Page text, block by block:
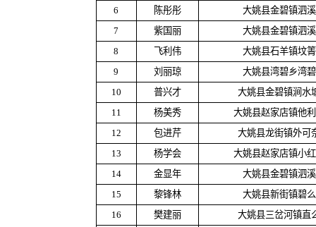
6
陈彤彤
大姚县金碧镇泗
7
紫国丽
大姚县金碧镇泗
8
飞利伟
大姚县石羊镇坟
9
刘丽琼
大姚县湾碧乡湾
10
普兴才
大姚县金碧镇涧水
11
杨美秀
大姚县赵家店镇他
12
包进芹
大姚县龙街镇外可
13
杨学会
大姚县赵家店镇小
14
金显年
大姚县金碧镇泗
15
黎锋林
大姚县新街镇碧
16
樊建丽
大姚县三岔河镇直